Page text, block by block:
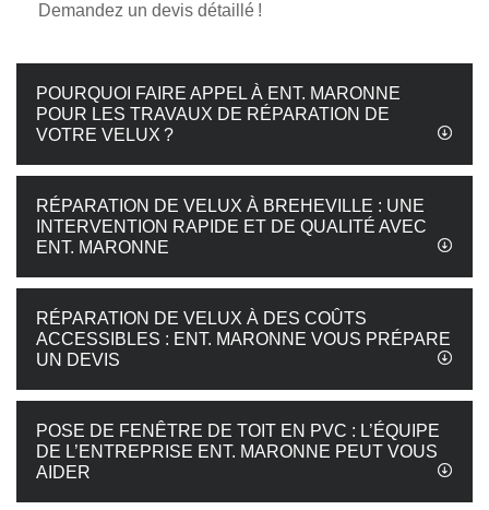
Demandez un devis détaillé !
POURQUOI FAIRE APPEL À ENT. MARONNE
POUR LES TRAVAUX DE RÉPARATION DE
VOTRE VELUX ?
RÉPARATION DE VELUX À BREHEVILLE : UNE
INTERVENTION RAPIDE ET DE QUALITÉ AVEC
ENT. MARONNE
RÉPARATION DE VELUX À DES COÛTS
ACCESSIBLES : ENT. MARONNE VOUS PRÉPARE
UN DEVIS
POSE DE FENÊTRE DE TOIT EN PVC : L’ÉQUIPE
DE L’ENTREPRISE ENT. MARONNE PEUT VOUS
AIDER